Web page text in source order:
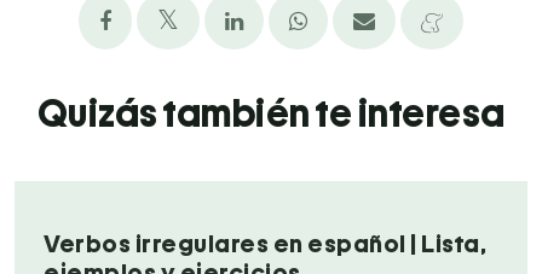
Quizás también te interesa
Verbos irregulares en español | Lista,